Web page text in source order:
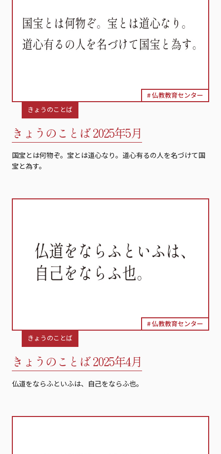
仏教教育センター
きょうのことば
きょうのことば 2025年5月
国宝とは何物ぞ。宝とは道心なり。道心有るの人を名づけて国
宝と為す。
仏教教育センター
きょうのことば
きょうのことば 2025年4月
仏道をならふといふは、自己をならふ也。